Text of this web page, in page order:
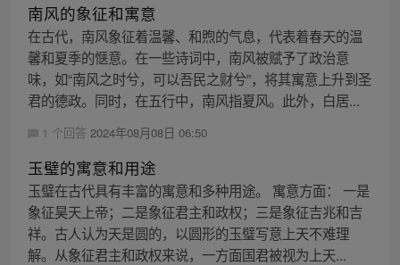
南风的象征和寓意
在古代，南风象征着温馨、和煦的气息，代表着春天的温
馨和夏季的惬意。在一些诗词中，南风被赋予了政治意
味，如“南风之时兮，可以吾民之财兮”，将其寓意上升到圣
君的德政。同时，在五行中，南风指夏风。此外，白居...
1 个回答 2024年08月08日 06:50
玉璧的寓意和用途
玉璧在古代具有丰富的寓意和多种用途。 寓意方面： 一是
象征昊天上帝；二是象征君主和政权；三是象征吉兆和吉
祥。古人认为天是圆的，以圆形的玉璧写意上天不难理
解。从象征君主和政权来说，一方面国君被视为上天...